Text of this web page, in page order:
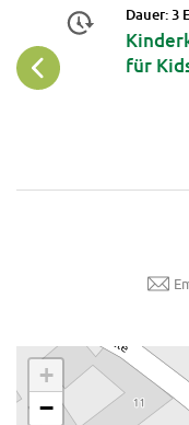
Dauer: 3
für
+
−